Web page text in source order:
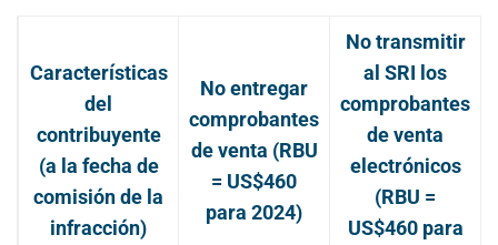
Características
del
contribuyente
(a la fecha de
comisión de la
infracción)
No entregar
comprobantes
de venta (RBU
= US$460
para 2024)
No transmitir
al SRI los
comprobantes
de venta
electrónicos
(RBU =
US$460 para